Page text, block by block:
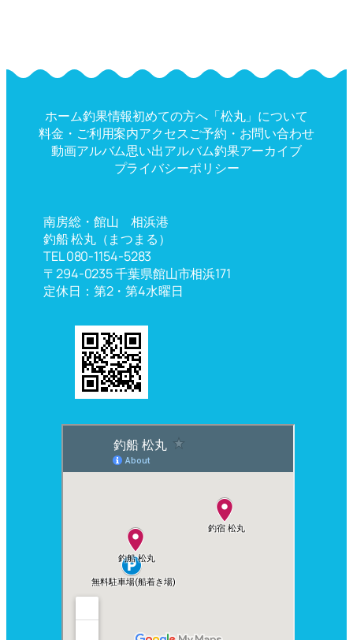
ホーム釣果情報初めての方へ「松丸」について
料金・ご利用案内アクセスご予約・お問い合わせ
動画アルバム思い出アルバム釣果アーカイブ
プライバシーポリシー
南房総・館山 相浜港
釣船 松丸（まつまる）
TEL 080-1154-5283
〒294-0235 千葉県館山市相浜171
定休日：第2・第4水曜日